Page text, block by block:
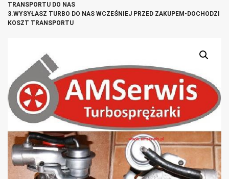
TRANSPORTU DO NAS
3.WYSYŁASZ TURBO DO NAS WCZEŚNIEJ PRZED ZAKUPEM-DOCHODZI
KOSZT TRANSPORTU